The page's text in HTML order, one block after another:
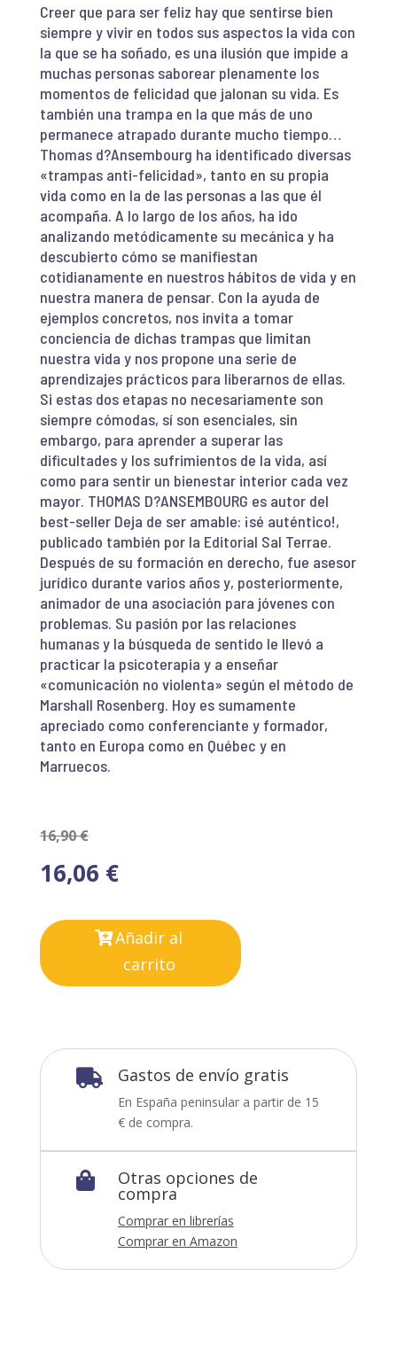
Creer que para ser feliz hay que sentirse bien
siempre y vivir en todos sus aspectos la vida con
la que se ha soñado, es una ilusión que impide a
muchas personas saborear plenamente los
momentos de felicidad que jalonan su vida. Es
también una trampa en la que más de uno
permanece atrapado durante mucho tiempo…
Thomas d?Ansembourg ha identificado diversas
«trampas anti-felicidad», tanto en su propia
vida como en la de las personas a las que él
acompaña. A lo largo de los años, ha ido
analizando metódicamente su mecánica y ha
descubierto cómo se manifiestan
cotidianamente en nuestros hábitos de vida y en
nuestra manera de pensar. Con la ayuda de
ejemplos concretos, nos invita a tomar
conciencia de dichas trampas que limitan
nuestra vida y nos propone una serie de
aprendizajes prácticos para liberarnos de ellas.
Si estas dos etapas no necesariamente son
siempre cómodas, sí son esenciales, sin
embargo, para aprender a superar las
dificultades y los sufrimientos de la vida, así
como para sentir un bienestar interior cada vez
mayor. THOMAS D?ANSEMBOURG es autor del
best-seller Deja de ser amable: ¡sé auténtico!,
publicado también por la Editorial Sal Terrae.
Después de su formación en derecho, fue asesor
jurídico durante varios años y, posteriormente,
animador de una asociación para jóvenes con
problemas. Su pasión por las relaciones
humanas y la búsqueda de sentido le llevó a
practicar la psicoterapia y a enseñar
«comunicación no violenta» según el método de
Marshall Rosenberg. Hoy es sumamente
apreciado como conferenciante y formador,
tanto en Europa como en Québec y en
Marruecos.
16,90€
16,06 €
Añadir al
carrito
 Gastos de envío gratis
En España peninsular a partir de 15
€ de compra.
 Otras opciones de
compra
Comprar en librerías
Comprar en Amazon